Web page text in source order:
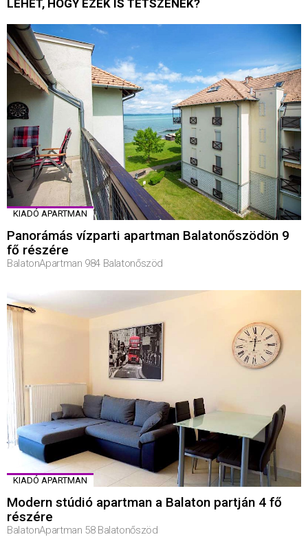
LEHET, HOGY EZEK IS TETSZENEK?
KIADÓ APARTMAN
Panorámás vízparti apartman Balatonőszödön 9
fő részére
BalatonApartman 984 Balatonőszöd
KIADÓ APARTMAN
Modern stúdió apartman a Balaton partján 4 fő
részére
BalatonApartman 58 Balatonőszöd